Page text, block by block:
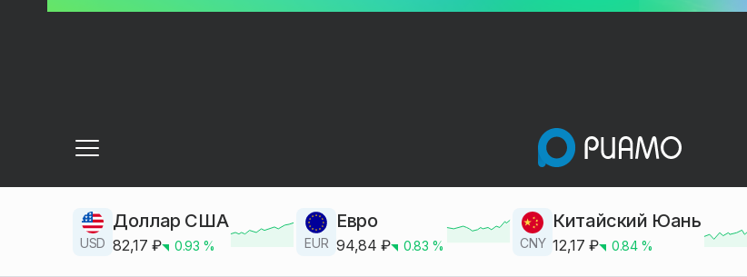
USD
Доллар США
82,17 ₽ 0.93 % EUR
Евро
94,84 ₽ 0.83 % CNY
Китайский Юань
12,17 ₽ 0.84%